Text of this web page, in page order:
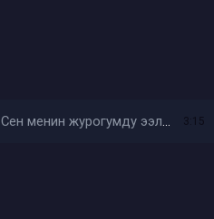
Сен менин журогумду ээлеп алдын 3:15